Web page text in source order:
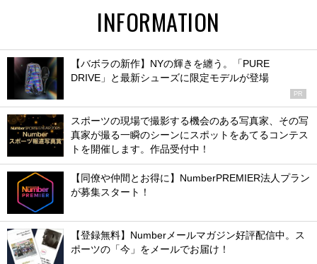
INFORMATION
【バボラの新作】NYの輝きを纏う。「PURE
DRIVE」と最新シューズに限定モデルが登場
PR
スポーツの現場で撮影する機会のある写真家、その写
真家が撮る一瞬のシーンにスポットをあてるコンテス
トを開催します。作品受付中！
【同僚や仲間とお得に】NumberPREMIER法人プラン
が募集スタート！
【登録無料】Numberメールマガジン好評配信中。ス
ポーツの「今」をメールでお届け！